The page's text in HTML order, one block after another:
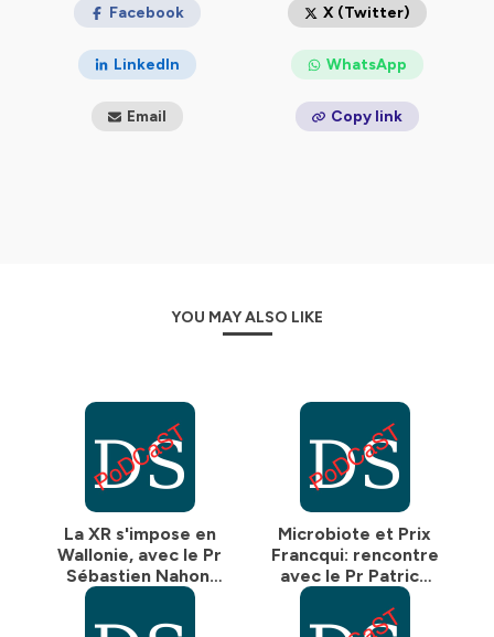
Facebook X (Twitter)
LinkedIn WhatsApp
Email Copy link
YOU MAY ALSO LIKE
La XR s'impose en
Wallonie, avec le Pr
Sébastien Nahon,
Microbiote et Prix
Francqui: rencontre
avec le Pr Patrice
Cani (UCLouvain)